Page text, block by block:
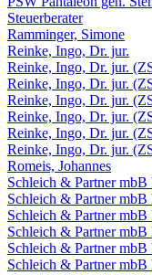
Steuerberater
Ramminger, Simone
Reinke, Ingo, Dr. jur.
Reinke, Ingo, Dr. jur.
Reinke, Ingo, Dr. jur.
Reinke, Ingo, Dr. jur.
Reinke, Ingo, Dr. jur.
Reinke, Ingo, Dr. jur.
Reinke, Ingo, Dr. jur.
Romeis, Johannes
Schleich & Partner mbB
Schleich & Partner
Schleich & Partner
Schleich & Partner
Schleich & Partner
Schleich & Partner